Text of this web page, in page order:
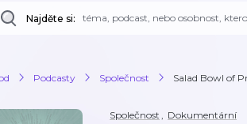
Najděte si:
Podcasty Společnost Salad Bowl of
Společnost , Dokumentární